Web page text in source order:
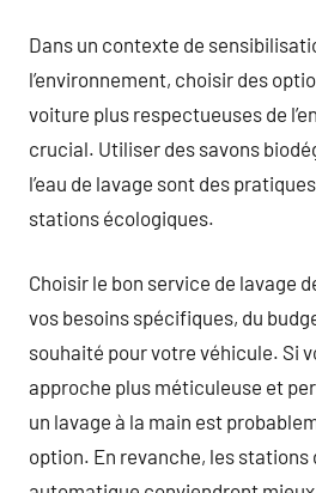
Dans un contexte de
l’environnement, choisir des
voiture plus respectueuses de
crucial. Utiliser des savons
l’eau de lavage sont des
stations écologiques.
Choisir le bon service de lavage
vos besoins spécifiques, du
souhaité pour votre véhicule. Si
approche plus méticuleuse et
un lavage à la main est
option. En revanche, les stations